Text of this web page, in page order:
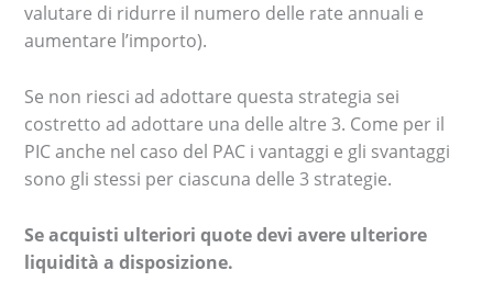
valutare di ridurre il numero delle rate annuali e
aumentare l’importo).
Se non riesci ad adottare questa strategia sei
costretto ad adottare una delle altre 3. Come per il
PIC anche nel caso del PAC i vantaggi e gli svantaggi
sono gli stessi per ciascuna delle 3 strategie.
Se acquisti ulteriori quote devi avere ulteriore
liquidità a disposizione.